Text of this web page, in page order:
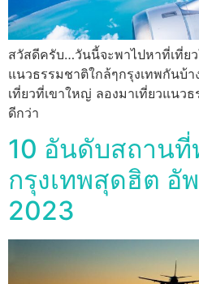
สวัสดีครับ…วันนี้จะพาไปหาที่เที่ยว
แนวธรรมชาติใกล้ๆกรุงเทพกันบ้
เที่ยวที่เขาใหญ่ ลองมาเที่ยวแนว
ดีกว่า
10 อันดับสถานที่
กรุงเทพสุดฮิต อั
2023